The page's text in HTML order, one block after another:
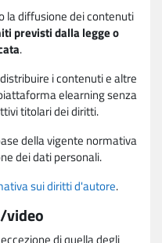
la diffusione dei contenuti
previsti dalla legge o
.
i contenuti e altre
elearning senza
titolari dei diritti.
della vigente normativa
dei dati personali.
sui diritti d'autore.
video
di quella degli